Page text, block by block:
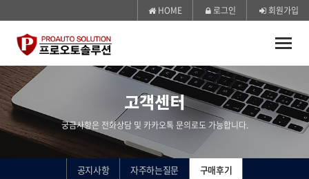
HOME 로그인 회원가입
Toggle
고객센터
궁금사항은 전화상담 및 카카오톡 문의로도 가능합니다.
공지사항 자주하는질문 구매후기